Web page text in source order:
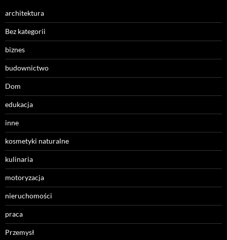
architektura
Bez kategorii
biznes
budownictwo
Dom
edukacja
inne
kosmetyki naturalne
kulinaria
motoryzacja
nieruchomości
praca
Przemysł